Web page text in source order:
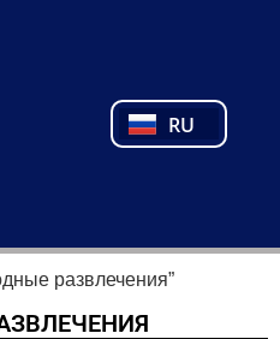
RU
PT
TR
развлечения”